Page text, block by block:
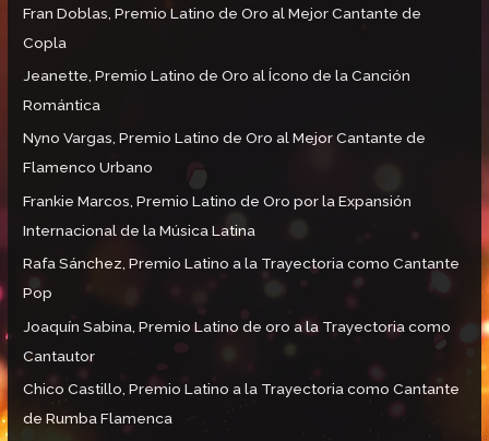
o
r
:
Fran Doblas, Premio Latino de Oro al Mejor Cantante de
Copla
Jeanette, Premio Latino de Oro al Ícono de la Canción
Romántica
Nyno Vargas, Premio Latino de Oro al Mejor Cantante de
Flamenco Urbano
Frankie Marcos, Premio Latino de Oro por la Expansión
Internacional de la Música Latina
Rafa Sánchez, Premio Latino a la Trayectoria como Cantante
Pop
Joaquín Sabina, Premio Latino de oro a la Trayectoria como
Cantautor
Chico Castillo, Premio Latino a la Trayectoria como Cantante
de Rumba Flamenca